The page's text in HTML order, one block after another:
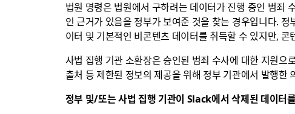
법원 명령은 법원에서 구하려는 데이터가 진행 중인 범죄
인 근거가 있음을 정부가 보여준 것을 찾는 경우입니다.
이터 및 기본적인 비콘텐츠 데이터를 취득할 수 있지만,
사법 집행 기관 소환장은 승인된 범죄 수사에 대한 지원으
출처 등 제한된 정보의 제공을 위해 정부 기관에서 발행한
정부 및/또는 사법 집행 기관이 Slack에서 삭제된 데이터